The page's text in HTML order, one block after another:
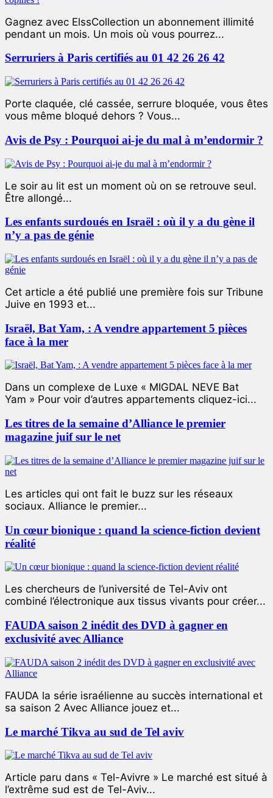
Gagnez avec ElssCollection un abonnement illimité
pendant un mois. Un mois où vous pourrez...
Serruriers à Paris certifiés au 01 42 26 26 42
Porte claquée, clé cassée, serrure bloquée, vous êtes
vous même bloqué dehors ? Vous...
Avis de Psy : Pourquoi ai-je du mal à m’endormir ?
Le soir au lit est un moment où on se retrouve seul.
Être allongé...
Les enfants surdoués en Israël : où il y a du gène il
n’y a pas de génie
Cet article a été publié une première fois sur Tribune
Juive en 1993 et...
Israël, Bat Yam, : A vendre appartement 5 pièces
face à la mer
Dans un complexe de Luxe « MIGDAL NEVE Bat
Yam » Pour voir d’autres appartements cliquez-ici...
Les titres de la semaine d’Alliance le premier
magazine juif sur le net
Les articles qui ont fait le buzz sur les réseaux
sociaux. Alliance le premier...
Un cœur bionique : quand la science-fiction devient
réalité
Les chercheurs de l’université de Tel-Aviv ont
combiné l’électronique aux tissus vivants pour créer...
FAUDA saison 2 inédit des DVD à gagner en
exclusivité avec Alliance
FAUDA la série israélienne au succès international et
sa saison 2 Avec Alliance jouez et...
Le marché Tikva au sud de Tel aviv
Article paru dans « Tel-Avivre » Le marché est situé à
l’extrême sud est de Tel-Aviv...